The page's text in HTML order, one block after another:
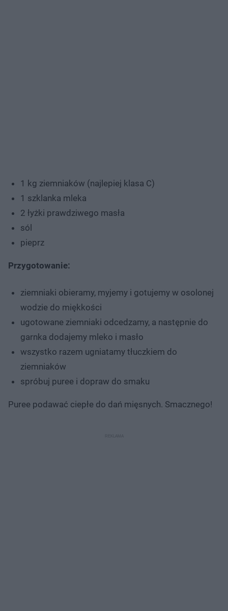
1 kg ziemniaków (najlepiej klasa C)
1 szklanka mleka
2 łyżki prawdziwego masła
sól
pieprz
Przygotowanie:
ziemniaki obieramy, myjemy i gotujemy w osolonej
wodzie do miękkości
ugotowane ziemniaki odcedzamy, a następnie do
garnka dodajemy mleko i masło
wszystko razem ugniatamy tłuczkiem do
ziemniaków
spróbuj puree i dopraw do smaku
Puree podawać ciepłe do dań mięsnych. Smacznego!